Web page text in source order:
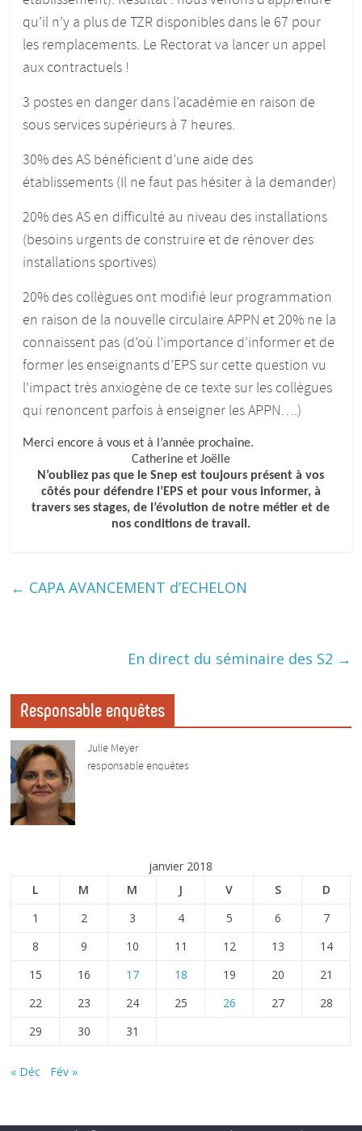
qu’il n’y a plus de TZR disponibles dans le 67 pour
les remplacements. Le Rectorat va lancer un appel
aux contractuels !
3 postes en danger dans l’académie en raison de
sous services supérieurs à 7 heures.
30% des AS bénéficient d’une aide des
établissements (Il ne faut pas hésiter à la demander)
20% des AS en difficulté au niveau des installations
(besoins urgents de construire et de rénover des
installations sportives)
20% des collègues ont modifié leur programmation
en raison de la nouvelle circulaire APPN et 20% ne la
connaissent pas (d’où l’importance d’informer et de
former les enseignants d’EPS sur cette question vu
l’impact très anxiogène de ce texte sur les collègues
qui renoncent parfois à enseigner les APPN….)
Merci encore à vous et à l’année prochaine.
Catherine et Joëlle
N’oubliez pas que le Snep est toujours présent à vos
côtés pour défendre l’EPS et pour vous informer, à
travers ses stages, de l’évolution de notre métier et de
nos conditions de travail.
← CAPA AVANCEMENT d’ECHELON
En direct du séminaire des S2 →
Responsable enquêtes
Julie Meyer
responsable enquêtes
janvier 2018
L
M M J V S
D
1
2 3 4 5 6
7
8
9 10 11 12 13
14
15
16 17 18 19 20
21
22
23 24 25 26 27
28
29
30 31
« Déc Fév »